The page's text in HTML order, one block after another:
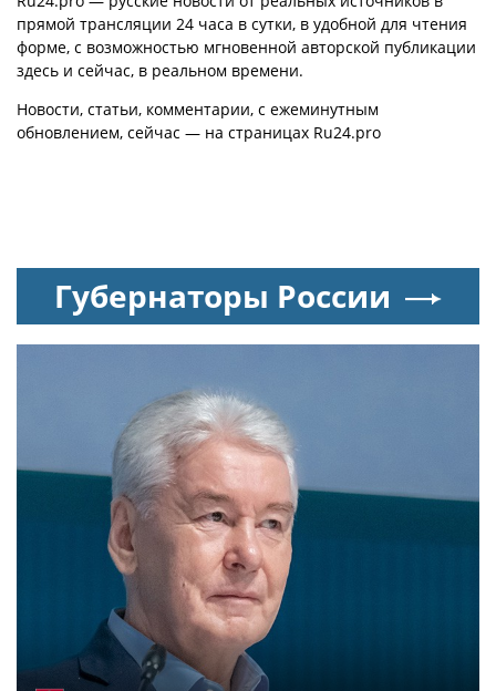
заявок на XI
Международный
профессиональный
лучший проект
прямой трансляции 24 часа в сутки, в удобной для чтения
форме, с возможностью мгновенной авторской публикации
здесь и сейчас, в реальном времени.
Новости, статьи, комментарии, с ежеминутным
обновлением, сейчас — на страницах Ru24.pro
Губернаторы России